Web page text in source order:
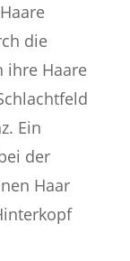
die
ihre Haare
Ein
der
Haar